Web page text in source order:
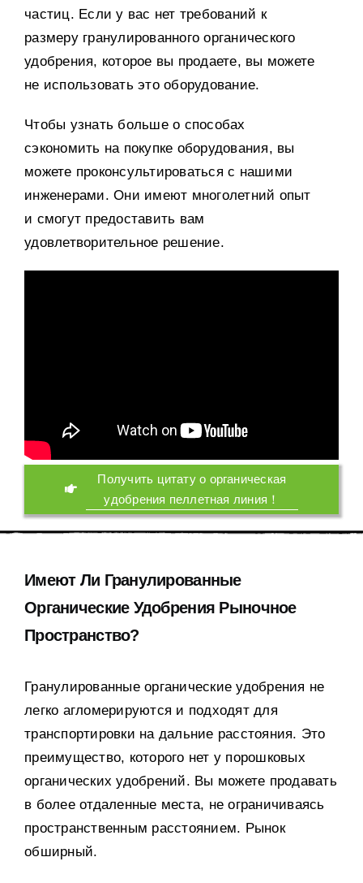
частиц. Если у вас нет требований к
размеру гранулированного органического
удобрения, которое вы продаете, вы можете
не использовать это оборудование.
Чтобы узнать больше о способах
сэкономить на покупке оборудования, вы
можете проконсультироваться с нашими
инженерами.Они имеют многолетний опыт
и смогут предоставить вам
удовлетворительное решение.
Получить цитату о органическая
удобрения пеллетная линия！
Имеют Ли Гранулированные
Органические Удобрения Рыночное
Пространство?
Гранулированные органические удобрения не
легко агломерируются и подходят для
транспортировки на дальние расстояния. Это
преимущество, которого нет у порошковых
органических удобрений. Вы можете продавать
в более отдаленные места, не ограничиваясь
пространственным расстоянием. Рынок
обширный.